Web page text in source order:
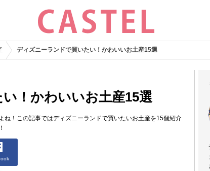
ディズニーランドで買いたい！かわいいお土産15選
！かわいいお土産15選
！この記事ではディズニーランドで買いたいお土産を15個紹介